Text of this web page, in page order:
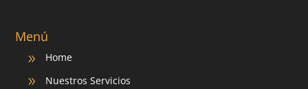
Menú
9 Home
9 Nuestros Servicios